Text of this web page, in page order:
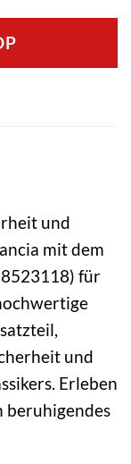
und
mit dem
für
und
Erleben
beruhigendes